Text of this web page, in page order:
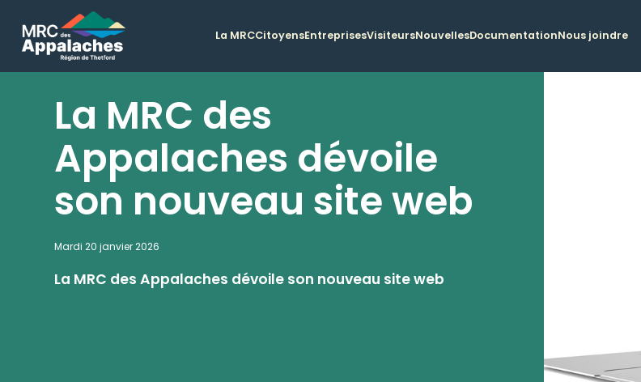
La MRCCitoyensEntreprisesVisiteursNouvellesDocumentationNous joindre
La MRC des
Appalaches dévoile
son nouveau site web
Mardi 20 janvier 2026
La MRC des Appalaches dévoile son nouveau site web